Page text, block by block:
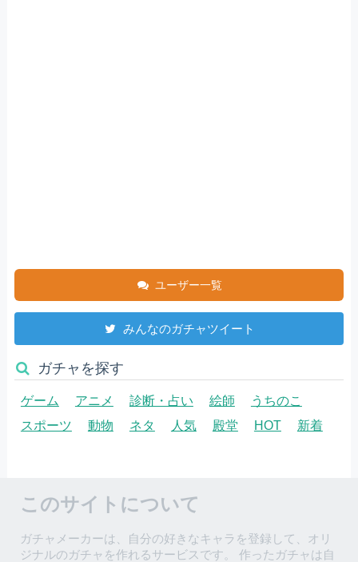
ユーザー一覧
みんなのガチャツイート
ガチャを探す
ゲーム アニメ 診断・占い 絵師
うちのこ
スポーツ
動物 ネタ 人気 殿堂 HOT 新着
このサイトについて
ガチャメーカーは、自分の好きなキャラを登録して、オリ
ジナルのガチャを作れるサービスです。 作ったガチャは自